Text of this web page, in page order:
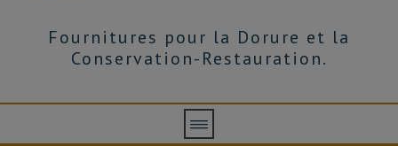
Fournitures pour la Dorure et la
Conservation-Restauration.